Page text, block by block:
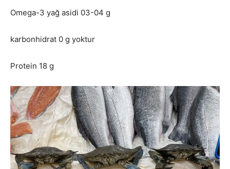
Omega-3 yağ asidi 03-04 g
karbonhidrat 0 g yoktur
Protein 18 g